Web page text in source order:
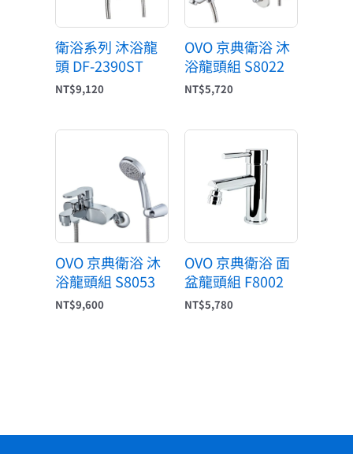
衛浴系列 沐浴龍
頭 DF-2390ST
NT$9,120
OVO 京典衛浴 沐
浴龍頭組 S8022
NT$5,720
OVO 京典衛浴 沐
浴龍頭組 S8053
NT$9,600
OVO 京典衛浴 面
盆龍頭組 F8002
NT$5,780